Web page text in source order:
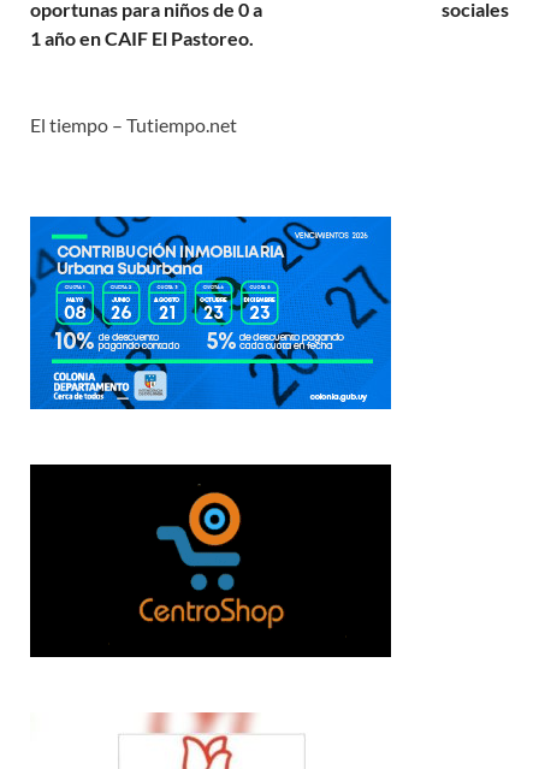
oportunas para niños de 0 a
1 año en CAIF El Pastoreo.
sociales
El tiempo – Tutiempo.net